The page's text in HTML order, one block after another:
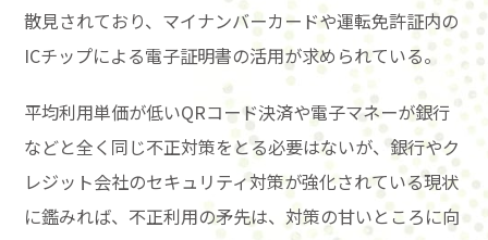
散見されており、マイナンバーカードや運転免許証内の
ICチップによる電子証明書の活用が求められている。
平均利用単価が低いQRコード決済や電子マネーが銀行
などと全く同じ不正対策をとる必要はないが、銀行やク
レジット会社のセキュリティ対策が強化されている現状
に鑑みれば、不正利用の矛先は、対策の甘いところに向